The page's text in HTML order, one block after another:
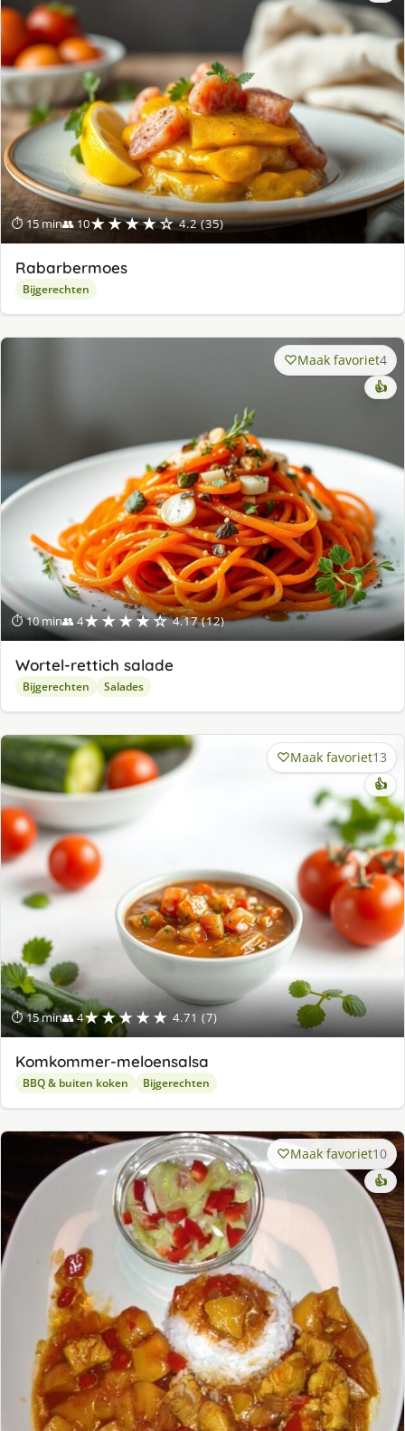
⏱ 15 min👥 10★★★★☆ 4.2 (35)
Rabarbermoes
Bijgerechten
⏱ 10 min👥 4★★★★☆ 4.17 (12)
Maak favoriet4
👍
Wortel-rettich salade
Bijgerechten Salades
⏱ 15 min👥 4★★★★★ 4.71 (7)
Maak favoriet13
👍
Komkommer-meloensalsa
BBQ & buiten koken Bijgerechten
Maak favoriet10
👍